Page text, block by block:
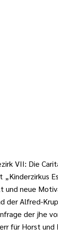
VII: Die
und neue
der Alfred-
der jhe
für Horst und